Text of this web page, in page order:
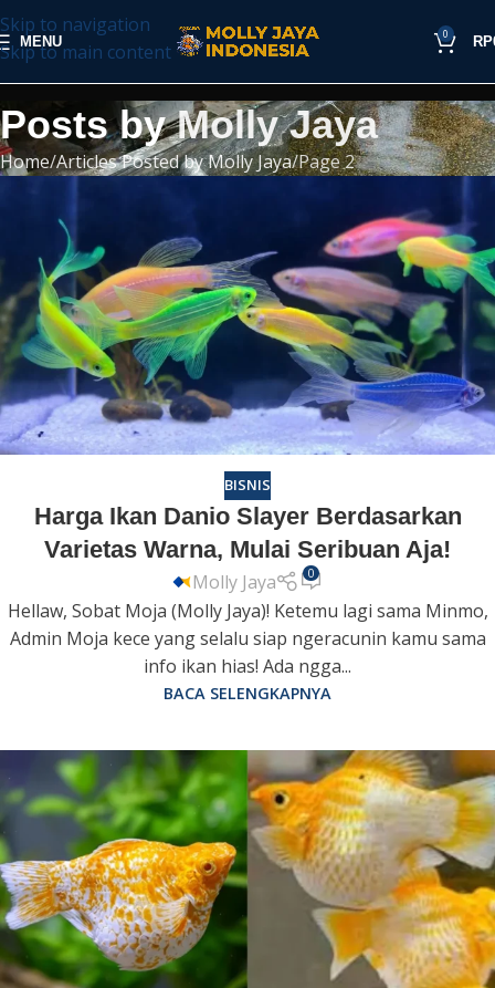
Skip to navigation
Skip to main content
MENU 0 RP
Posts byMolly Jaya
Home Articles Posted by Molly Jaya Page 2
BISNIS
Harga Ikan Danio Slayer Berdasarkan
Varietas Warna, Mulai Seribuan Aja!
Molly Jaya 0
Hellaw, Sobat Moja (Molly Jaya)! Ketemu lagi sama Minmo,
Admin Moja kece yang selalu siap ngeracunin kamu sama
info ikan hias! Ada ngga...
BACA SELENGKAPNYA